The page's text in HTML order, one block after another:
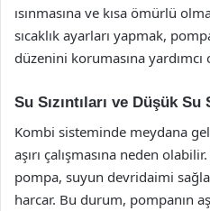
ısınmasına ve kısa ömürlü
sıcaklık ayarları yapmak,
düzenini korumasına yardımcı
Su Sızıntıları ve Düşük Su
Kombi sisteminde meydana
aşırı çalışmasına neden
pompa, suyun devridaimi
harcar. Bu durum, pompanın